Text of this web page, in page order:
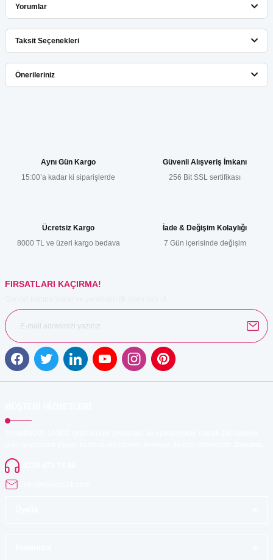
Yorumlar
Bu ürüne ilk yorumu siz yapın!
Taksit Seçenekleri
Önerileriniz
Ürün resmi kalitesiz, bozuk veya görüntülenemiyor.
Ürün fiyatı diğer sitelerden daha pahalı.
Aynı Gün Kargo
15:00’a kadar ki siparişlerde
Güvenli Alışveriş İmkanı
256 Bit SSL sertifikası
Ücretsiz Kargo
8000 TL ve üzeri kargo bedava
İade & Değişim Kolaylığı
7 Gün içerisinde değişim
FIRSATLARI KAÇIRMA!